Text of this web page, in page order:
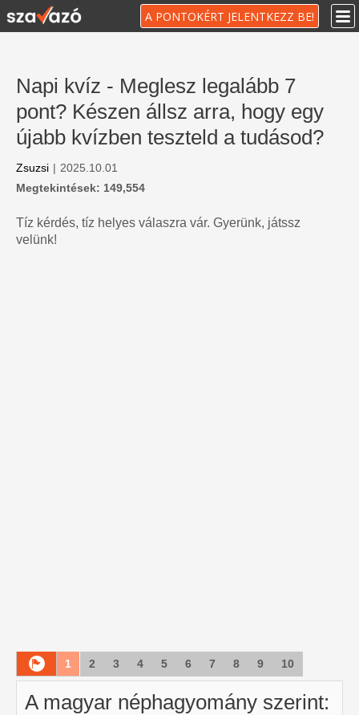
A PONTOKÉRT JELENTKEZZ BE!
Napi kvíz - Meglesz legalább 7
pont? Készen állsz arra, hogy egy
újabb kvízben teszteld a tudásod?
Zsuzsi | 2025.10.01
Megtekintések: 149,554
Tíz kérdés, tíz helyes válaszra vár. Gyerünk, játssz
velünk!
1 2 3 4 5 6 7 8 9 10
A magyar néphagyomány szerint: